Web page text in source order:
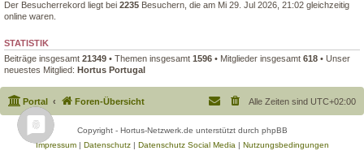
Der Besucherrekord liegt bei 2235 Besuchern, die am Mi 29. Jul 2026, 21:02 gleichzeitig
online waren.
STATISTIK
Beiträge insgesamt 21349 • Themen insgesamt 1596 • Mitglieder insgesamt 618 • Unser
neuestes Mitglied: Hortus Portugal
Portal Foren-Übersicht Alle Zeiten sind UTC+02:00
Copyright - Hortus-Netzwerk.de unterstützt durch phpBB
Impressum| Datenschutz| Datenschutz Social Media | Nutzungsbedingungen